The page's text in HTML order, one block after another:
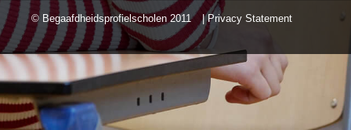
© Begaafdheidsprofielscholen 2011 | Privacy Statement